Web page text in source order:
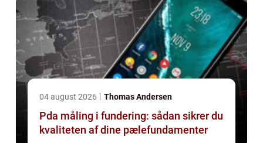
04 august 2026 Thomas Andersen
Pda måling i fundering: sådan sikrer du
kvaliteten af dine pælefundamenter